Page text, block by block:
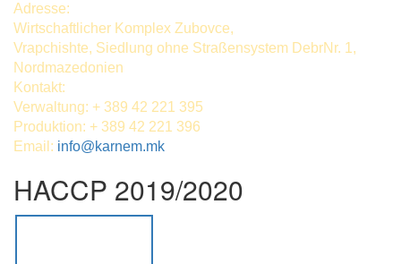
Adresse:
Wirtschaftlicher Komplex Zubovce,
Vrapchishte, Siedlung ohne Straßensystem DebrNr. 1,
Nordmazedonien
Kontakt:
Verwaltung: + 389 42 221 395
Produktion: + 389 42 221 396
Email: info@karnem.mk
HACCP 2019/2020